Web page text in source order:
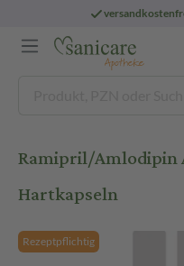
Ramipril/Amlodipin
Hartkapseln
Rezeptpflichtig